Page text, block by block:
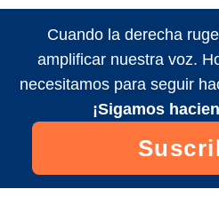
Cuando la derecha
amplificar nuestra voz.
necesitamos para seguir
¡Sigamos